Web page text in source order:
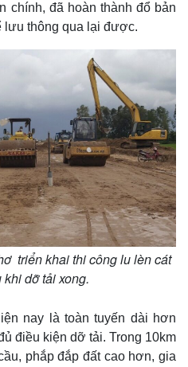
chính, đã hoàn thành đổ bản
lưu thông qua lại được.
triển khai thi công lu lèn cát
dỡ tải xong.
nay là toàn tuyến dài hơn
điều kiện dỡ tải. Trong 10km
phắp đắp đất cao hơn, gia